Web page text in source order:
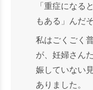
「重症になる
もある」んだ
私はごくごく
が、妊婦さん
娠していない
ありました。